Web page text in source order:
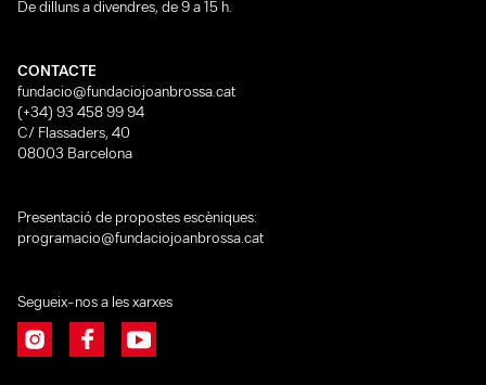
De dilluns a divendres, de 9 a 15 h.
CONTACTE
fundacio@fundaciojoanbrossa.cat
(+34) 93 458 99 94
C/ Flassaders, 40
08003 Barcelona
Presentació de propostes escèniques:
programacio@fundaciojoanbrossa.cat
Segueix-nos a les xarxes